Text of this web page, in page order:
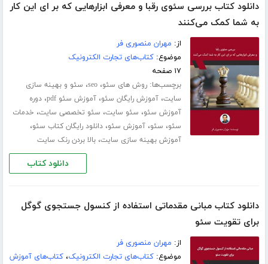
دانلود کتاب بررسی سئوی رقبا و معرفی ابزارهایی که بر ای این کار
به شما کمک می‌کنند
از: مهران منصوری فر
موضوع:کتاب‌های تجارت الکترونیک
۱۷ صفحه
برچسب‌ها:روش های سئو،seo، سئو و بهینه سازی
سایت،آموزش رایگان سئو،آموزش سئو pdf ،دوره
آموزش سئو، سئو سایت، سئو تخصصی سایت، خدمات
سئو، سئو،آموزش سئو،دانلود رایگان کتاب سئو،
آموزش بهینه سازی سایت،بالا بردن رنک سایت
دانلود کتاب
دانلود کتاب مبانی مقدماتی استفاده از کنسول جستجوی گوگل
برای تقویت سئو
از: مهران منصوری فر
موضوع:کتاب‌های تجارت الکترونیک،کتاب‌های آموزش